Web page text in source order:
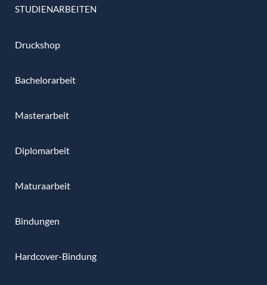
STUDIENARBEITEN
Druckshop
Bachelorarbeit
Masterarbeit
Diplomarbeit
Maturaarbeit
Bindungen
Hardcover-Bindung